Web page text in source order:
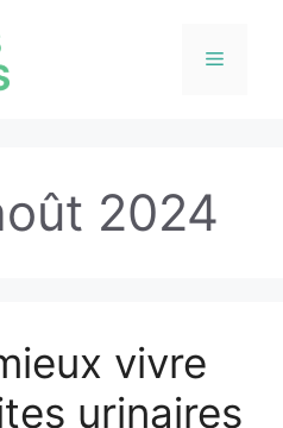
Menu
2024
vivre
urinaires